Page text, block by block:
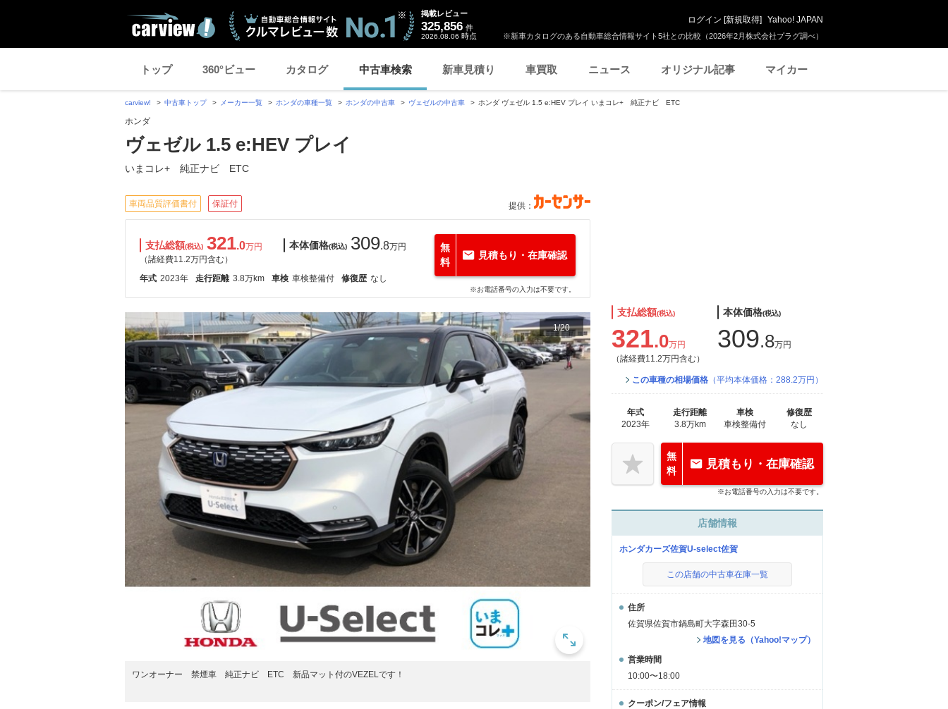
※新車カタログのある自動車総合情報サイト5社との比較（2026年2月株式会社プラグ調べ）
掲載レビュー
325,856 件
2026.08.06 時点
ログイン [新規取得] Yahoo! JAPAN
トップ 360°ビュー カタログ 中古車検索 新車見積り 車買取 ニュース オリジナル記事 マイカー
carview! 中古車トップ メーカー一覧 ホンダの車種一覧 ホンダの中古車 ヴェゼルの中古車 ホンダ ヴェゼル 1.5 e:HEV プレイ いまコレ+ 純正ナビ ETC
ホンダ
ヴェゼル 1.5 e:HEV プレイ
いまコレ+ 純正ナビ ETC
車両品質評価書付 保証付 提供：
支払総額(税込) 321.0万円
（諸経費11.2万円含む）
本体価格(税込) 309.8万円
年式 2023年 走行距離 3.8万km 車検 車検整備付 修復歴 なし
無
料
見積もり・在庫確認
※お電話番号の入力は不要です。
1/20
ワンオーナー 禁煙車 純正ナビ ETC 新品マット付のVEZELです！
支払総額(税込)
321.0万円
（諸経費11.2万円含む）
本体価格(税込)
309.8万円
この車種の相場価格 （平均本体価格：288.2万円）
年式
2023年
走行距離
3.8万km
車検
車検整備付
修復歴
なし
無
料
見積もり・在庫確認
※お電話番号の入力は不要です。
店舗情報
ホンダカーズ佐賀U-select佐賀
この店舗の中古車在庫一覧
住所
佐賀県佐賀市鍋島町大字森田30-5
地図を見る（Yahoo!マップ）
営業時間
10:00〜18:00
クーポン/フェア情報